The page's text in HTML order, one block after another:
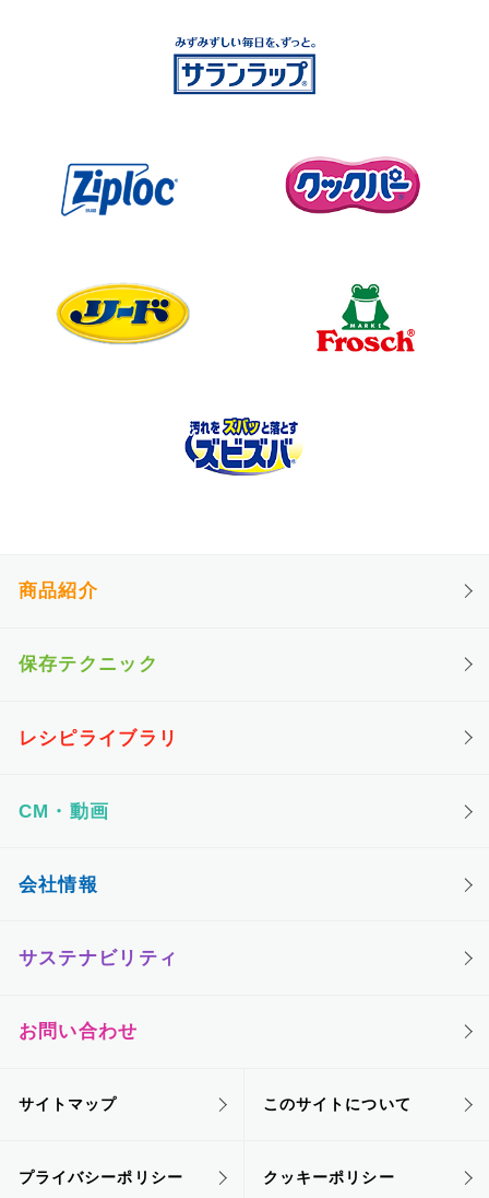
商品紹介
保存テクニック
レシピライブラリ
CM・動画
会社情報
サステナビリティ
お問い合わせ
サイトマップ このサイトについて
プライバシーポリシー クッキーポリシー